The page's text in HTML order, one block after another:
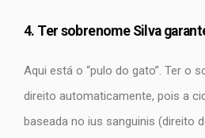
4. Ter sobrenome Silva
Aqui está o “pulo do gato”. Ter o
direito automaticamente, pois a
baseada no ius sanguinis (direito